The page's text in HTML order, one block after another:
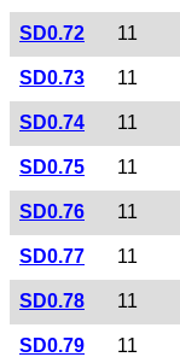
SD0.72 11
SD0.73 11
SD0.74 11
SD0.75 11
SD0.76 11
SD0.77 11
SD0.78 11
SD0.79 11